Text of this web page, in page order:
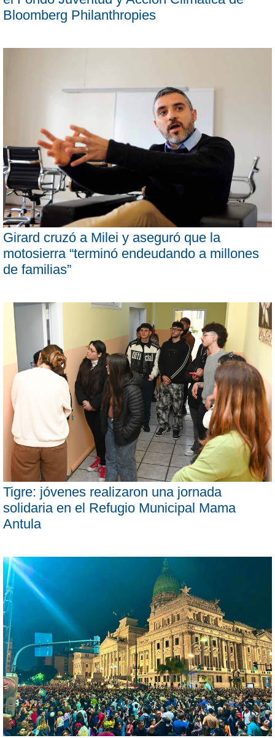
Bloomberg Philanthropies
Girard cruzó a Milei y aseguró que la
motosierra “terminó endeudando a millones
de familias”
Tigre: jóvenes realizaron una jornada
solidaria en el Refugio Municipal Mama
Antula